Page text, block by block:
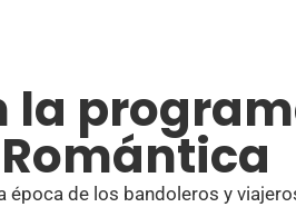
la
época de los bandoleros y